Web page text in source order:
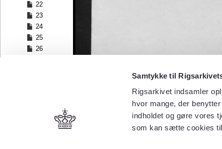
Samtykke til
Rigsarkivet indsamler
hvor mange, der
indholdet og gøre vores
som kan sætte cookies
22
23
24
25
26